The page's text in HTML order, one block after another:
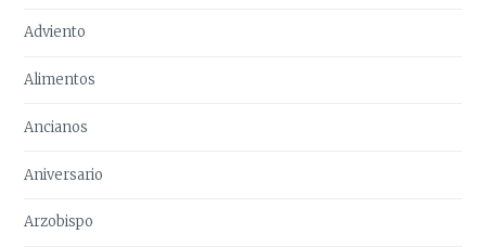
Adviento
Alimentos
Ancianos
Aniversario
Arzobispo